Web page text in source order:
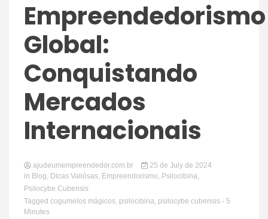
Empreendedorismo
Global:
Conquistando
Mercados
Internacionais
ajudeumempreendedor.com.br
25 de July de 2024
in Blog, Dicas Valiósas, Empreendorismo, Psilocibina,
Psilocybe Cubensis
Tagged cogumelos mágicos, psilocibina, psilocybe cubensis - 5
Minutes